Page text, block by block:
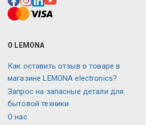
О LEMONA
Как оставить отзыв о товаре в
магазине LEMONA electronics?
Запрос на запасные детали для
бытовой техники
O нас